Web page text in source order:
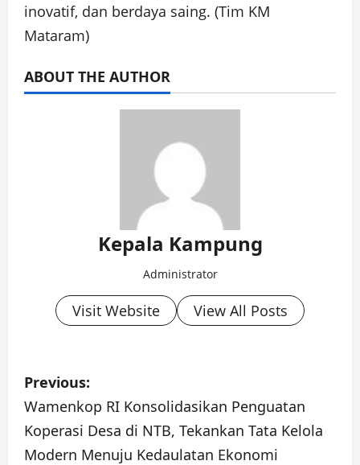
inovatif, dan berdaya saing. (Tim KM
Mataram)
ABOUT THE AUTHOR
Kepala Kampung
Administrator
Visit Website View All Posts
P
o
s
Previous:
Wamenkop RI Konsolidasikan Penguatan
Koperasi Desa di NTB, Tekankan Tata Kelola
Modern Menuju Kedaulatan Ekonomi